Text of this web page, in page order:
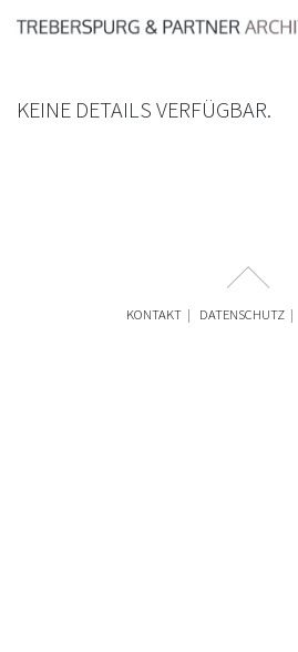
KEINE DETAILS VERFÜGBAR.
KONTAKT DATENSCHUTZ